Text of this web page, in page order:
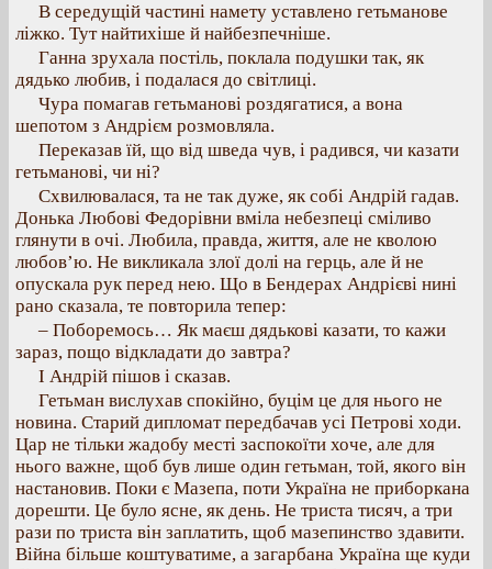
В середущій частині намету уставлено гетьманове
ліжко. Тут найтихіше й найбезпечніше.
Ганна зрухала постіль, поклала подушки так, як
дядько любив, і подалася до світлиці.
Чура помагав гетьманові роздягатися, а вона
шепотом з Андрієм розмовляла.
Переказав їй, що від шведа чув, і радився, чи казати
гетьманові, чи ні?
Схвилювалася, та не так дуже, як собі Андрій гадав.
Донька Любові Федорівни вміла небезпеці сміливо
глянути в очі. Любила, правда, життя, але не кволою
любов’ю. Не викликала злої долі на герць, але й не
опускала рук перед нею. Що в Бендерах Андрієві нині
рано сказала, те повторила тепер:
– Поборемось… Як маєш дядькові казати, то кажи
зараз, пощо відкладати до завтра?
І Андрій пішов і сказав.
Гетьман вислухав спокійно, буцім це для нього не
новина. Старий дипломат передбачав усі Петрові ходи.
Цар не тільки жадобу месті заспокоїти хоче, але для
нього важне, щоб був лише один гетьман, той, якого він
настановив. Поки є Мазепа, поти Україна не приборкана
дорешти. Це було ясне, як день. Не триста тисяч, а три
рази по триста він заплатить, щоб мазепинство здавити.
Війна більше коштуватиме, а загарбана Україна ще куди